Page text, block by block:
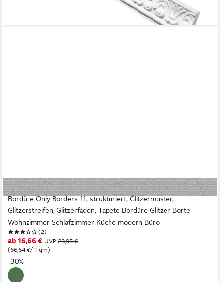
A.S. CRÉATION
Bordüre Only Borders 11, strukturiert, Glitzermuster,
Glitzerstreifen, Glitzerfäden, Tapete Bordüre Glitzer Borte
Wohnzimmer Schlafzimmer Küche modern Büro
(2)
ab 16,66 € UVP 23,95 €
(66,64 €/ 1 qm)
-30%